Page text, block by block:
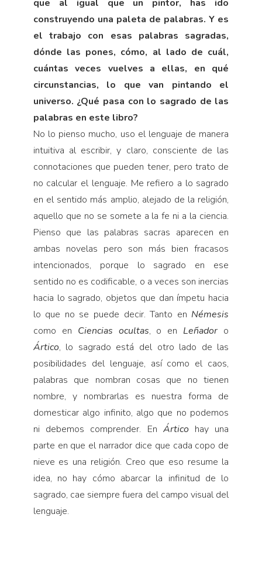
que al igual que un pintor, has ido
construyendo una paleta de palabras. Y es
el trabajo con esas palabras sagradas,
dónde las pones, cómo, al lado de cuál,
cuántas veces vuelves a ellas, en qué
circunstancias, lo que van pintando el
universo. ¿Qué pasa con lo sagrado de las
palabras en este libro?
No lo pienso mucho, uso el lenguaje de manera
intuitiva al escribir, y claro, consciente de las
connotaciones que pueden tener, pero trato de
no calcular el lenguaje. Me refiero a lo sagrado
en el sentido más amplio, alejado de la religión,
aquello que no se somete a la fe ni a la ciencia.
Pienso que las palabras sacras aparecen en
ambas novelas pero son más bien fracasos
intencionados, porque lo sagrado en ese
sentido no es codificable, o a veces son inercias
hacia lo sagrado, objetos que dan ímpetu hacia
lo que no se puede decir. Tanto en Némesis
como en Ciencias ocultas, o en Leñador o
Ártico, lo sagrado está del otro lado de las
posibilidades del lenguaje, así como el caos,
palabras que nombran cosas que no tienen
nombre, y nombrarlas es nuestra forma de
domesticar algo infinito, algo que no podemos
ni debemos comprender. En Árticohay una
parte en que el narrador dice que cada copo de
nieve es una religión. Creo que eso resume la
idea, no hay cómo abarcar la infinitud de lo
sagrado, cae siempre fuera del campo visual del
lenguaje.